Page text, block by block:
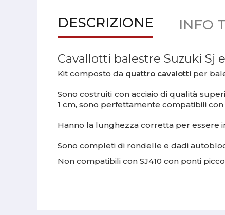
DESCRIZIONE INFO
Cavallotti balestre Suzuki Sj
Kit composto da quattro cavalotti per
Sono costruiti con acciaio di qualità
1 cm, sono perfettamente compatibili
Hanno la lunghezza corretta per essere
Sono completi di rondelle e dadi
Non compatibili con SJ410 con ponti